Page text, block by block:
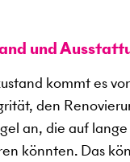
und
kommt es
den
an, die auf lange
könnten. Das